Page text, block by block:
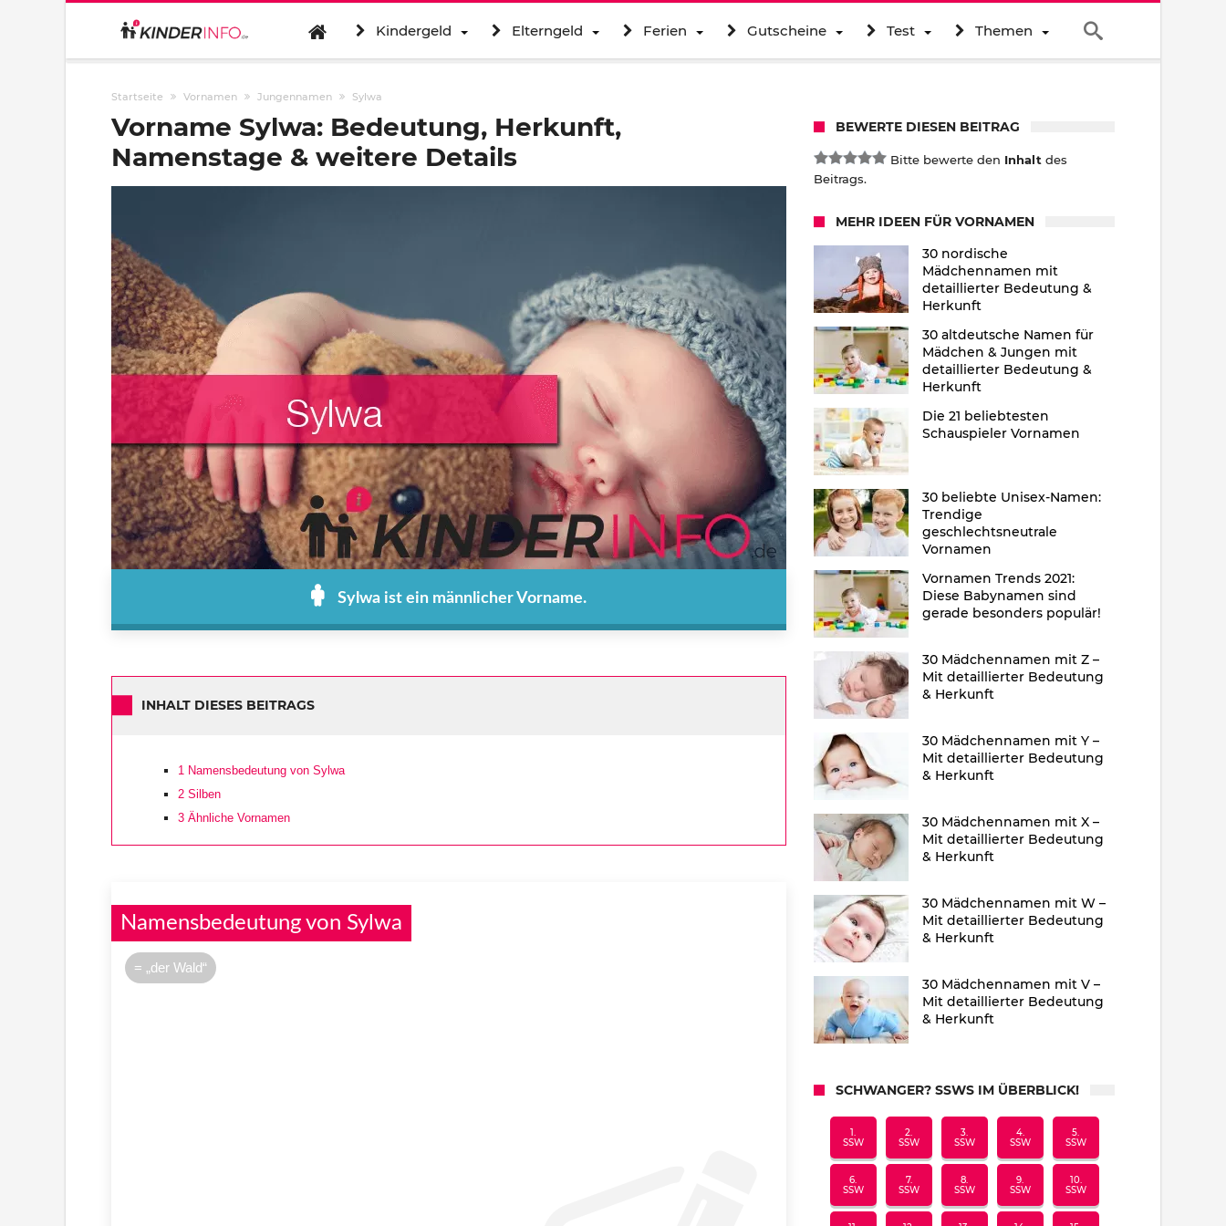
Kindergeld Elterngeld Ferien Gutscheine Test Themen
Startseite Vornamen Jungennamen Sylwa
Vorname Sylwa: Bedeutung, Herkunft,
Namenstage & weitere Details
Sylwa ist ein männlicher Vorname.
INHALT DIESES BEITRAGS
1 Namensbedeutung von Sylwa
2 Silben
3 Ähnliche Vornamen
Namensbedeutung von Sylwa
= „der Wald“
BEWERTE DIESEN BEITRAG
Bitte bewerte den Inhalt des
Beitrags.
MEHR IDEEN FÜR VORNAMEN
30 nordische
Mädchennamen mit
detaillierter Bedeutung &
Herkunft
30 altdeutsche Namen für
Mädchen & Jungen mit
detaillierter Bedeutung &
Herkunft
Die 21 beliebtesten
Schauspieler Vornamen
30 beliebte Unisex-Namen:
Trendige
geschlechtsneutrale
Vornamen
Vornamen Trends 2021:
Diese Babynamen sind
gerade besonders populär!
30 Mädchennamen mit Z –
Mit detaillierter Bedeutung
& Herkunft
30 Mädchennamen mit Y –
Mit detaillierter Bedeutung
& Herkunft
30 Mädchennamen mit X –
Mit detaillierter Bedeutung
& Herkunft
30 Mädchennamen mit W –
Mit detaillierter Bedeutung
& Herkunft
30 Mädchennamen mit V –
Mit detaillierter Bedeutung
& Herkunft
SCHWANGER? SSWS IM ÜBERBLICK!
1.
SSW
2.
SSW
3.
SSW
4.
SSW
5.
SSW
6.
SSW
7.
SSW
8.
SSW
9.
SSW
10.
SSW